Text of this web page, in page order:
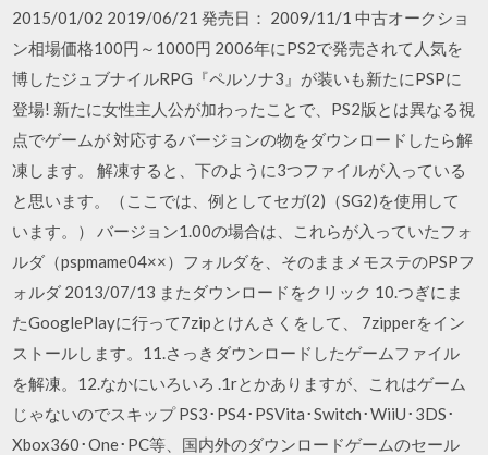
2015/01/02 2019/06/21 発売日： 2009/11/1 中古オークショ
ン相場価格100円～1000円 2006年にPS2で発売されて人気を
博したジュブナイルRPG『ペルソナ3』が装いも新たにPSPに
登場! 新たに女性主人公が加わったことで、PS2版とは異なる視
点でゲームが 対応するバージョンの物をダウンロードしたら解
凍します。 解凍すると、下のように3つファイルが入っている
と思います。（ここでは、例としてセガ(2)（SG2)を使用して
います。） バージョン1.00の場合は、これらが入っていたフォ
ルダ（pspmame04××）フォルダを、そのままメモステのPSPフ
ォルダ 2013/07/13 またダウンロードをクリック 10.つぎにま
たGooglePlayに行って7zipとけんさくをして、 7zipperをイン
ストールします。11.さっきダウンロードしたゲームファイル
を解凍。12.なかにいろいろ .1rとかありますが、これはゲーム
じゃないのでスキップ PS3･PS4･PSVita･Switch･WiiU･3DS･
Xbox360･One･PC等、国内外のダウンロードゲームのセール